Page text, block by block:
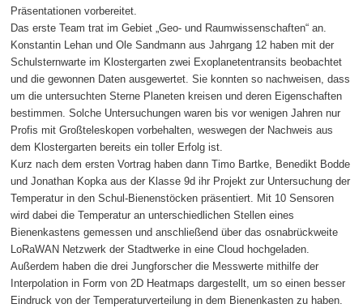
Präsentationen vorbereitet.
Das erste Team trat im Gebiet „Geo- und Raumwissenschaften“ an.
Konstantin Lehan und Ole Sandmann aus Jahrgang 12 haben mit der
Schulsternwarte im Klostergarten zwei Exoplanetentransits beobachtet
und die gewonnen Daten ausgewertet. Sie konnten so nachweisen, dass
um die untersuchten Sterne Planeten kreisen und deren Eigenschaften
bestimmen. Solche Untersuchungen waren bis vor wenigen Jahren nur
Profis mit Großteleskopen vorbehalten, weswegen der Nachweis aus
dem Klostergarten bereits ein toller Erfolg ist.
Kurz nach dem ersten Vortrag haben dann Timo Bartke, Benedikt Bodde
und Jonathan Kopka aus der Klasse 9d ihr Projekt zur Untersuchung der
Temperatur in den Schul-Bienenstöcken präsentiert. Mit 10 Sensoren
wird dabei die Temperatur an unterschiedlichen Stellen eines
Bienenkastens gemessen und anschließend über das osnabrückweite
LoRaWAN Netzwerk der Stadtwerke in eine Cloud hochgeladen.
Außerdem haben die drei Jungforscher die Messwerte mithilfe der
Interpolation in Form von 2D Heatmaps dargestellt, um so einen besser
Eindruck von der Temperaturverteilung in dem Bienenkasten zu haben.